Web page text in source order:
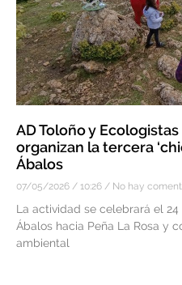
AD Toloño y
organizan la tercera
Ábalos
07/05/2026 10:26 No hay
La actividad se celebrará el
Ábalos hacia Peña La Rosa y
ambiental